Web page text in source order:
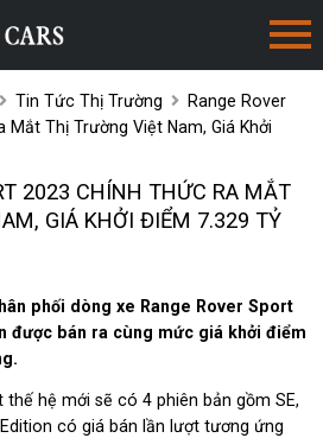
Tin Tức Thị Trường
Range Rover
Mắt Thị Trường Việt Nam, Giá Khởi
2023 CHÍNH THỨC RA MẮT
GIÁ KHỞI ĐIỂM 7.329 TỶ
phối dòng xe Range Rover Sport
được bán ra cùng mức giá khởi điểm
thế hệ mới sẽ có 4 phiên bản gồm SE,
có giá bán lần lượt tương ứng